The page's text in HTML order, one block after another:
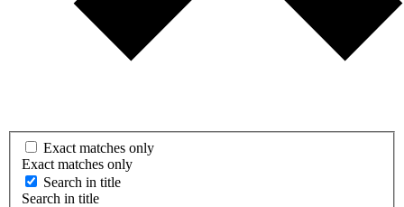
Exact matches only
Exact matches only
Search in title
Search in title